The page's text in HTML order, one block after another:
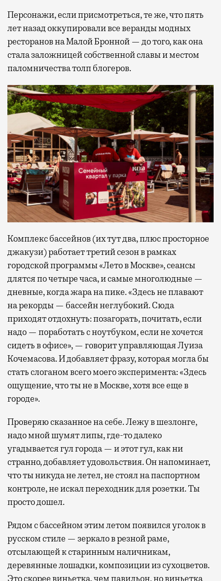
Персонажи, если присмотреться, те же, что пять
лет назад оккупировали все веранды модных
ресторанов на Малой Бронной — до того, как она
стала заложницей собственной славы и местом
паломничества толп блогеров.
Комплекс бассейнов (их тут два, плюс просторное
джакузи) работает третий сезон в рамках
городской программы «Лето в Москве», сеансы
длятся по четыре часа, и самые многолюдные —
дневные, когда жара на пике. «Здесь не плавают
на рекорды — бассейн неглубокий. Сюда
приходят отдохнуть: позагорать, почитать, если
надо — поработать с ноутбуком, если не хочется
сидеть в офисе», — говорит управляющая Луиза
Кочемасова. И добавляет фразу, которая могла бы
стать слоганом всего моего эксперимента: «Здесь
ощущение, что ты не в Москве, хотя все еще в
городе».
Проверяю сказанное на себе. Лежу в шезлонге,
надо мной шумят липы, где-то далеко
угадывается гул города — и этот гул, как ни
странно, добавляет удовольствия. Он напоминает,
что ты никуда не летел, не стоял на паспортном
контроле, не искал переходник для розетки. Ты
просто дошел.
Рядом с бассейном этим летом появился уголок в
русском стиле — зеркало в резной раме,
отсылающей к старинным наличникам,
деревянные лошадки, композиции из сухоцветов.
Это скорее виньетка, чем павильон, но виньетка